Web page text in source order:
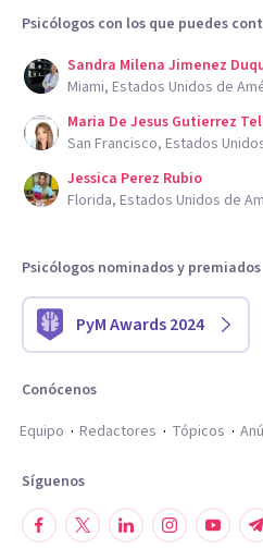
Psicólogos con los que puedes
Sandra Milena Jimenez
Miami, Estados Unidos de
Maria De Jesus Gutierrez
San Francisco, Estados
Jessica Perez Rubio
Florida, Estados Unidos de
Psicólogos nominados y premiados
PyM Awards 2024
Conócenos
Equipo
Redactores Tópicos
Síguenos